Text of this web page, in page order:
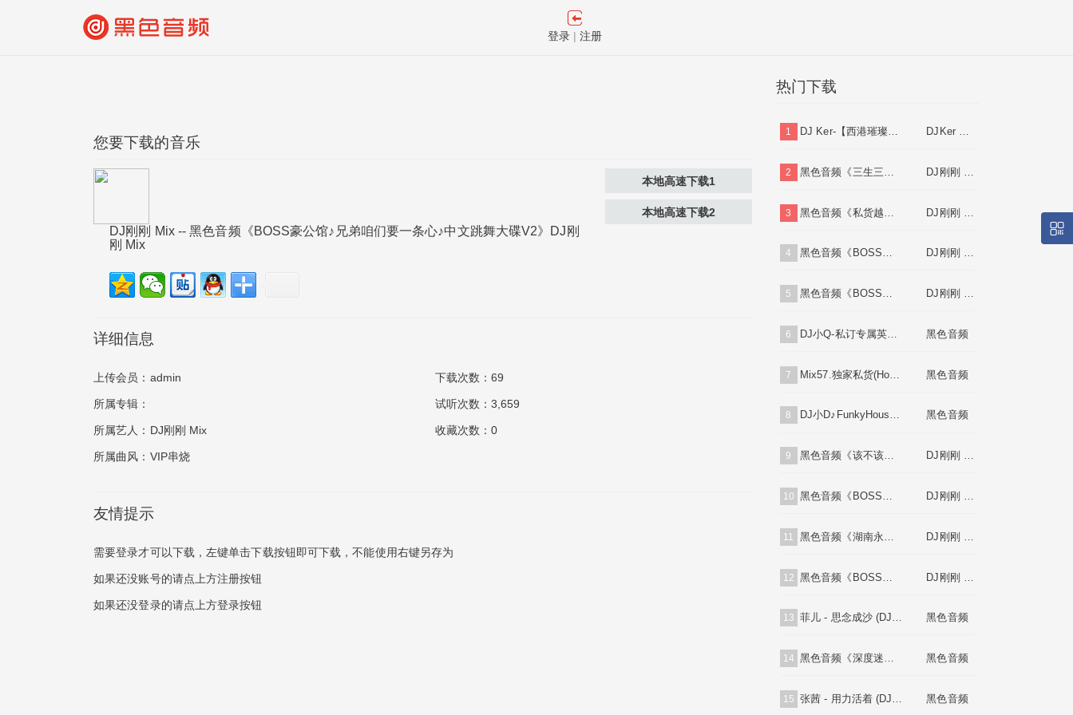
登录|注册
您要下载的音乐
DJ刚刚 Mix -- 黑色音频《BOSS豪公馆♪兄弟咱们要一条心♪中文跳舞大碟V2》DJ刚
刚 Mix
本地高速下载1
本地高速下载2
详细信息
上传会员： admin
所属专辑：
所属艺人： DJ刚刚 Mix
所属曲风： VIP串烧
下载次数：69
试听次数：3,659
收藏次数：0
友情提示
需要登录才可以下载，左键单击下载按钮即可下载，不能使用右键另存为
如果还没账号的请点上方注册按钮
如果还没登录的请点上方登录按钮
热门下载
1 DJ Ker-【西港璀璨之夜】全英文FunKyHouse串烧 DJKer Mix
2
3
4 黑色音频《BOSS豪公馆♪带我到山顶中文跳舞大碟》DJ刚刚 Mix DJ刚刚 Mix
5 黑色音频《BOSS豪公馆♪云南打歌妹中文跳舞大碟V2》DJ刚刚 Mix DJ刚刚 Mix
6 黑色音频
7 黑色音频
8 DJ小D♪FunkyHouse弹跳英文串烧♪专属订制01 黑色音频
9 黑色音频《该不该放手让你走(国语)跳舞大碟》DJ刚刚 Mix DJ刚刚 Mix
10 黑色音频《BOSS豪公馆♪法老王♥英文跳舞大碟V2》DJ刚刚 Mix DJ刚刚 Mix
11
12
13 菲儿 - 思念成沙 (DJ小G 2021 Remix)[Mix57.com] 黑色音频
14 黑色音频《深度迷幻DeepHouse身临其境》MIX57 黑色音频
15 黑色音频